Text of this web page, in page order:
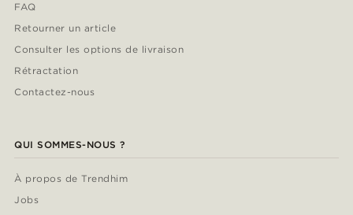
FAQ
Retourner un article
Consulter les options de livraison
Rétractation
Contactez-nous
QUI SOMMES-NOUS ?
À propos de Trendhim
Jobs